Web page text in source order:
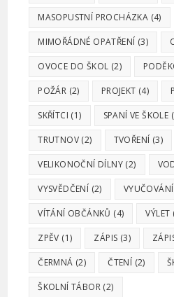
MASOPUSTNÍ PROCHÁZKA (4)
MIMOŘÁDNÉ OPATŘENÍ (3)
OVOCE DO ŠKOL (2)
POŽÁR (2) PROJEKT (4)
SKŘÍTCI (1) SPANÍ VE ŠKOLE
TRUTNOV (2) TVOŘENÍ (3)
VELIKONOČNÍ DÍLNY (2)
VYSVĚDČENÍ (2) VYUČOVÁNÍ
VÍTÁNÍ OBČÁNKŮ (4) VÝLET
ZPĚV (1) ZÁPIS (3)
ČERMNÁ (2) ČTENÍ (2)
ŠKOLNÍ TÁBOR (2)